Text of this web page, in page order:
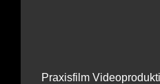
Praxisfilm